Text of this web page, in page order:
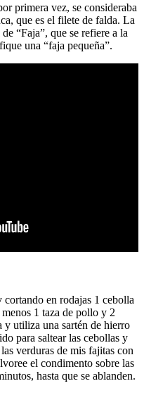
primera vez, se consideraba
que es el filete de falda. La
“Faja”, que se refiere a la
una “faja pequeña”.
en rodajas 1 cebolla
1 taza de pollo y 2
y utiliza una sartén de hierro
para saltear las cebollas y
verduras de mis fajitas con
el condimento sobre las
hasta que se ablanden.